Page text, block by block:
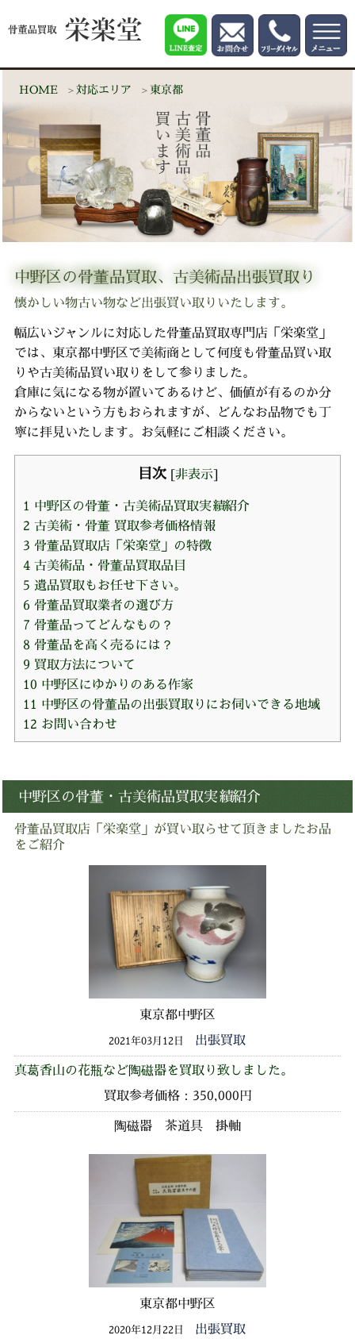
HOME 対応エリア 東京都
中野区の骨董品買取、古美術品出張買取り
懐かしい物古い物など出張買い取りいたします。
幅広いジャンルに対応した骨董品買取専門店「栄楽堂」
では、東京都中野区で美術商として何度も骨董品買い取
りや古美術品買い取りをして参りました。
倉庫に気になる物が置いてあるけど、価値が有るのか分
からないという方もおられますが、どんなお品物でも丁
寧に拝見いたします。お気軽にご相談ください。
目次 [非表示]
1 中野区の骨董・古美術品買取実績紹介
2 古美術・骨董 買取参考価格情報
3 骨董品買取店「栄楽堂」の特徴
4 古美術品・骨董品買取品目
5 遺品買取もお任せ下さい。
6 骨董品買取業者の選び方
7 骨董品ってどんなもの？
8 骨董品を高く売るには？
9 買取方法について
10 中野区にゆかりのある作家
11 中野区の骨董品の出張買取りにお伺いできる地域
12 お問い合わせ
中野区の骨董・古美術品買取実績紹介
骨董品買取店「栄楽堂」が買い取らせて頂きましたお品
をご紹介
東京都中野区
2021年03月12日
出張買取
真葛香山の花瓶など陶磁器を買取り致しました。
買取参考価格：350,000円
陶磁器 茶道具 掛軸
東京都中野区
2020年12月22日
出張買取